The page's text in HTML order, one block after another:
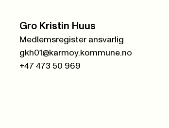
Gro Kristin Huus
Medlemsregister ansvarlig
gkh01@karmoy.kommune.no
+47 473 50 969